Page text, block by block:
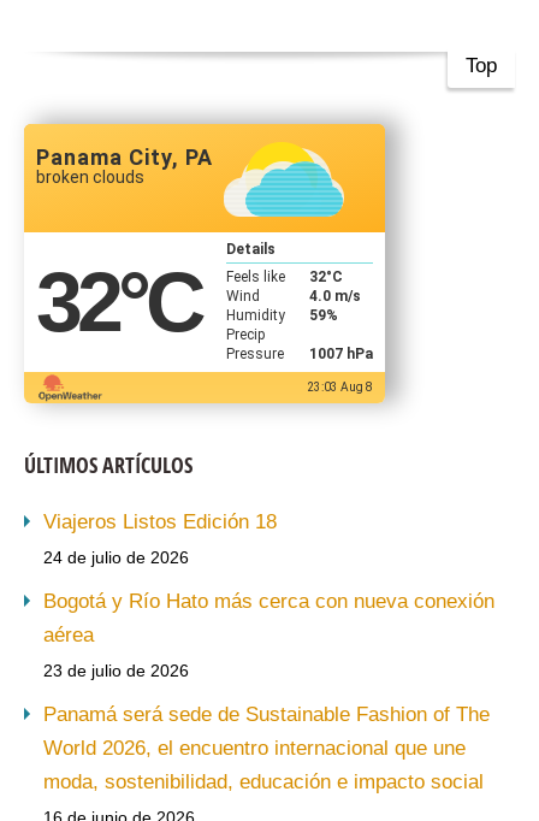
Top
Panama City, PA
broken clouds
32°C
Details
Feels like
32°C
Wind
4.0 m/s
Humidity
59%
Precip
Pressure
1007 hPa
23:03 Aug 8
ÚLTIMOS ARTÍCULOS
Viajeros Listos Edición 18
24 de julio de 2026
Bogotá y Río Hato más cerca con nueva conexión
aérea
23 de julio de 2026
Panamá será sede de Sustainable Fashion of The
World 2026, el encuentro internacional que une
moda, sostenibilidad, educación e impacto social